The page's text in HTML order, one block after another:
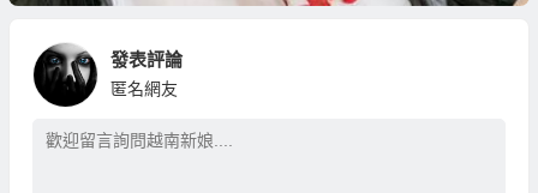
發表評論
匿名網友